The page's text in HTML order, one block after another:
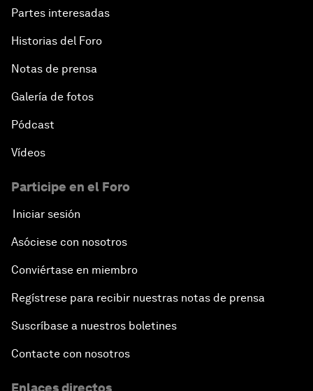
Partes interesadas
Historias del Foro
Notas de prensa
Galería de fotos
Pódcast
Vídeos
Participe en el Foro
Iniciar sesión
Asóciese con nosotros
Conviértase en miembro
Regístrese para recibir nuestras notas de prensa
Suscríbase a nuestros boletines
Contacte con nosotros
Enlaces directos